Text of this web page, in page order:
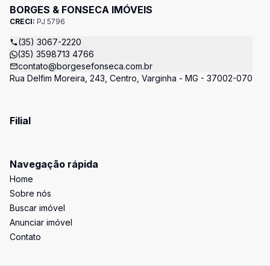
BORGES & FONSECA IMÓVEIS
CRECI: PJ 5796
(35) 3067-2220
(35) 3598713 4766
contato@borgesefonseca.com.br
Rua Delfim Moreira, 243, Centro, Varginha - MG - 37002-070
Filial
Navegação rápida
Home
Sobre nós
Buscar imóvel
Anunciar imóvel
Contato